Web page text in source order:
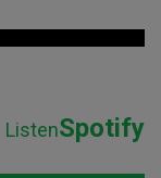
ListenSpotify